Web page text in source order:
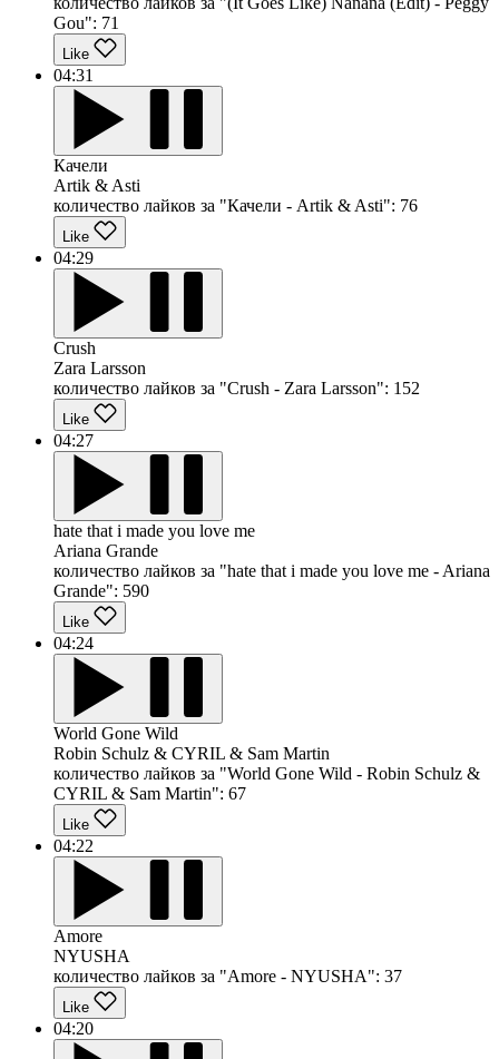
Gou": 71
Like
04:31
Качели
Artik & Asti
количество лайков за "Качели - Artik & Asti": 76
Like
04:29
Crush
Zara Larsson
количество лайков за "Crush - Zara Larsson": 152
Like
04:27
hate that i made you love me
Ariana Grande
количество лайков за "hate that i made you love me - Ariana
Grande": 590
Like
04:24
World Gone Wild
Robin Schulz & CYRIL & Sam Martin
количество лайков за "World Gone Wild - Robin Schulz &
CYRIL & Sam Martin": 67
Like
04:22
Amore
NYUSHA
количество лайков за "Amore - NYUSHA": 37
Like
04:20